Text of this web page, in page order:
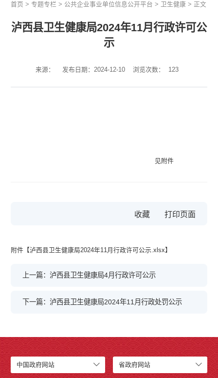
首页 >专题专栏 > 公共企业事业单位信息公开平台 > 卫生健康 > 正文
泸西县卫生健康局2024年11月行政许可公
示
来源： 发布日期：2024-12-10 浏览次数： 123
见附件
收藏
附件【泸西县卫生健康局2024年11月行政许可公示.xlsx】
上一篇：泸西县卫生健康局4月行政许可公示
下一篇：泸西县卫生健康局2024年11月行政处罚公示
中国政府网站 省政府网站